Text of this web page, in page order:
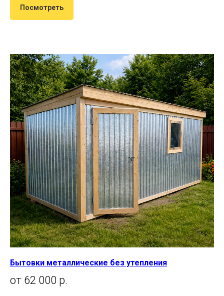
Посмотреть
Бытовки металлические без утепления
от 62 000 р.